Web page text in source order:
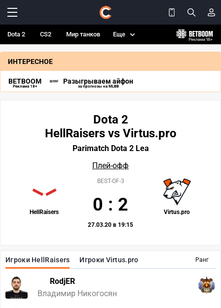
Dota 2 CS2 Мир танков Еще
ИНТЕРЕСНОЕ
BETBOOM
Реклама 18+
Разыгрываем айфон
за прогнозы на MLBB
Ранг
Игроки HellRaisers Игроки Virtus.pro
RodjER
Владимир Никогосян
560
Dota 2
HellRaisers vs Virtus.pro
Parimatch Dota 2 Lea
Плей-офф
HellRaisers Virtus.pro
BEST-OF-3
0 : 2
27.03.20 в 19:15